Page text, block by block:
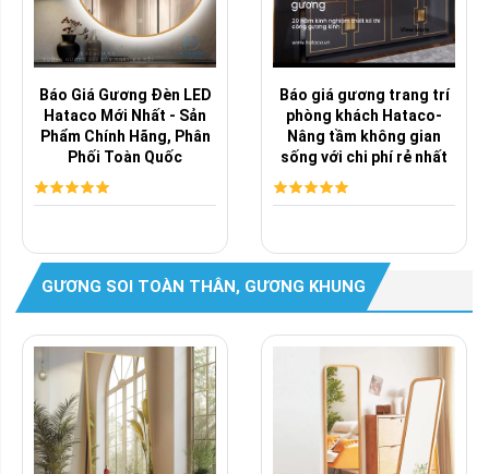
Báo Giá Gương Đèn LED
Hataco Mới Nhất - Sản
Phẩm Chính Hãng, Phân
Phối Toàn Quốc
Báo giá gương trang trí
phòng khách Hataco-
Nâng tầm không gian
sống với chi phí rẻ nhất
GƯƠNG SOI TOÀN THÂN, GƯƠNG KHUNG